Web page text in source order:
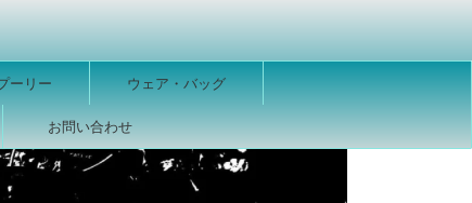
ーリー ウェア・バッグ
お問い合わせ